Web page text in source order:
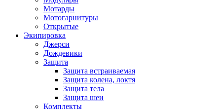
Мотарды
Мотогарнитуры
Открытые
Экипировка
Джерси
Дождевики
Защита
Защита встраиваемая
Защита колена, локтя
Защита тела
Защита шеи
Комплекты